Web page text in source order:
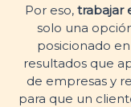
Por eso, trabajar
solo una
posicionado
resultados que
de empresas y
para que un